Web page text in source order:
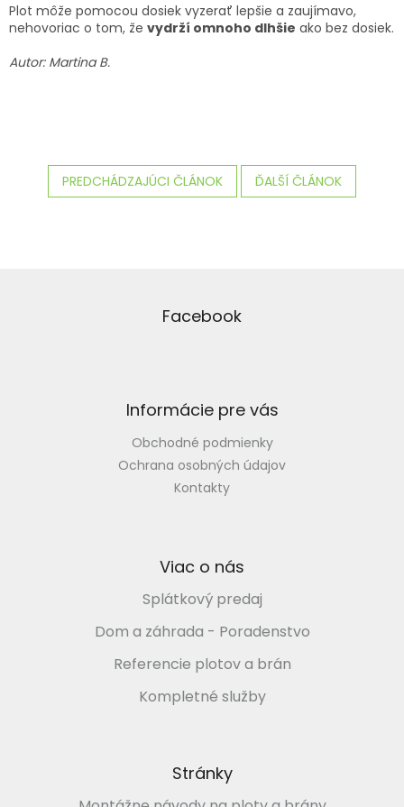
Plot môže pomocou dosiek vyzerať lepšie a zaujímavo,
nehovoriac o tom, že vydrží omnoho dlhšie ako bez dosiek.
Autor: Martina B.
PREDCHÁDZAJÚCI ČLÁNOK ĎALŠÍ ČLÁNOK
Facebook
Informácie pre vás
Obchodné podmienky
Ochrana osobných údajov
Kontakty
Viac o nás
Splátkový predaj
Dom a záhrada - Poradenstvo
Referencie plotov a brán
Kompletné služby
Stránky